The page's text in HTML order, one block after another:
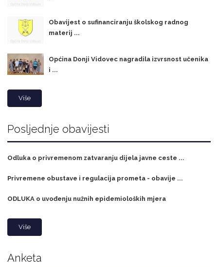
Obavijest o sufinanciranju školskog radnog
materij ...
Općina Donji Vidovec nagradila izvrsnost učenika
i ...
Više
Posljednje obavijesti
Odluka o privremenom zatvaranju dijela javne ceste ...
Privremene obustave i regulacija prometa - obavije ...
ODLUKA o uvođenju nužnih epidemioloških mjera
Više
Anketa